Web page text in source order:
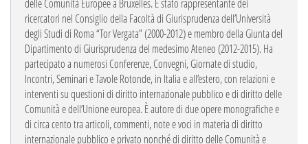
delle Comunità Europee a Bruxelles. È stato rappresentante dei
ricercatori nel Consiglio della Facoltà di Giurisprudenza dell’Università
degli Studi di Roma “Tor Vergata” (2000-2012) e membro della Giunta del
Dipartimento di Giurisprudenza del medesimo Ateneo (2012-2015). Ha
partecipato a numerosi Conferenze, Convegni, Giornate di studio,
Incontri, Seminari e Tavole Rotonde, in Italia e all’estero, con relazioni e
interventi su questioni di diritto internazionale pubblico e di diritto delle
Comunità e dell’Unione europea. È autore di due opere monografiche e
di circa cento tra articoli, commenti, note e voci in materia di diritto
internazionale pubblico e privato nonché di diritto delle Comunità e